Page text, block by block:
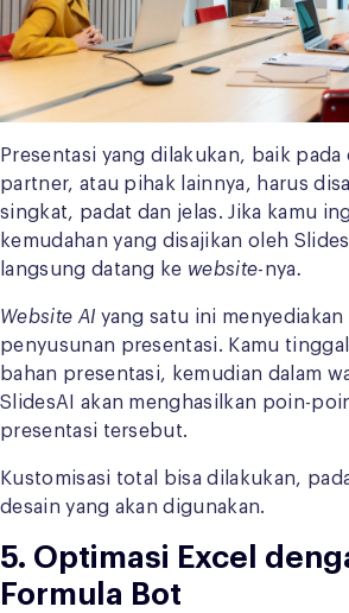
Presentasi yang dilakukan, baik
partner, atau pihak lainnya, harus
singkat, padat dan jelas. Jika kamu
kemudahan yang disajikan oleh
langsung datang ke website-nya.
Website AI yang satu ini
penyusunan presentasi. Kamu
bahan presentasi, kemudian dalam
SlidesAI akan menghasilkan poin-
presentasi tersebut.
Kustomisasi total bisa dilakukan,
desain yang akan digunakan.
5. Optimasi Excel
Formula Bot